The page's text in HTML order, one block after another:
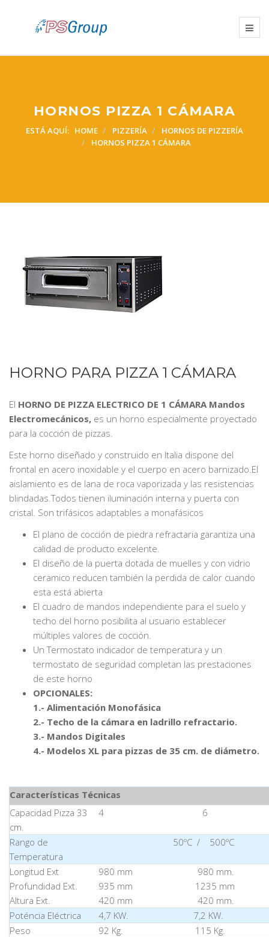
HORNOS PIZZA 1 CÁMARA
ESTÁ AQUÍ: HOME PIZZERÍA
HORNOS DE PIZZERÍA
HORNOS PIZZA 1 CÁMARA
HORNO PARA PIZZA 1 CÁMARA
El HORNO DE PIZZA ELECTRICO DE 1 CÁMARA Mandos
Electromecánicos, es un horno especialmente proyectado
para la cocción de pizzas.
Este horno diseñado y construido en Italia dispone del
frontal en acero inoxidable y el cuerpo en acero barnizado.El
aislamiento es de lana de roca vaporizada y las resistencias
blindadas.Todos tienen iluminación interna y puerta con
cristal. Son trifásicos adaptables a monafásicos
El plano de cocción de piedra refractaria garantiza una
calidad de producto excelente.
El diseño de la puerta dotada de muelles y con vidrio
ceramico reducen también la perdida de calor cuando
esta está abierta
El cuadro de mandos independiente para el suelo y
techo del horno posibilita al usuario establecer
múltiples valores de cocción.
Un Termostato indicador de temperatura y un
termostato de seguridad completan las prestaciones
de este horno
OPCIONALES:
1.- Alimentación Monofásica
2.- Techo de la cámara en ladrillo refractario.
3.- Mandos Digitales
4.- Modelos XL para pizzas de 35 cm. de diámetro.
Características Técnicas
Capacidad Pizza 33
cm.
4 6
Rango de
Temperatura
50ºC / 500ºC
Longitud Ext
Profundidad Ext.
Altura Ext.
980 mm 980 mm.
935 mm 1235 mm
420 mm 420 mm.
Poténcia Eléctrica
4,7 KW. 7,2 KW.
Peso
92 Kg. 115 Kg.